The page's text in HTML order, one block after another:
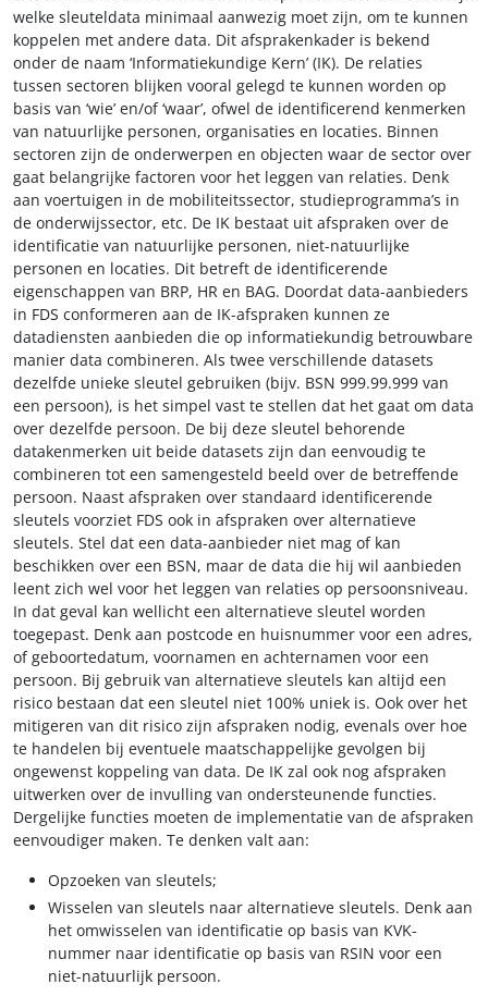
welke sleuteldata minimaal aanwezig moet zijn, om te kunnen
koppelen met andere data. Dit afsprakenkader is bekend
onder de naam ‘Informatiekundige Kern’ (IK). De relaties
tussen sectoren blijken vooral gelegd te kunnen worden op
basis van ‘wie’ en/of ‘waar’, ofwel de identificerend kenmerken
van natuurlijke personen, organisaties en locaties. Binnen
sectoren zijn de onderwerpen en objecten waar de sector over
gaat belangrijke factoren voor het leggen van relaties. Denk
aan voertuigen in de mobiliteitssector, studieprogramma’s in
de onderwijssector, etc. De IK bestaat uit afspraken over de
identificatie van natuurlijke personen, niet-natuurlijke
personen en locaties. Dit betreft de identificerende
eigenschappen van BRP, HR en BAG. Doordat data-aanbieders
in FDS conformeren aan de IK-afspraken kunnen ze
datadiensten aanbieden die op informatiekundig betrouwbare
manier data combineren. Als twee verschillende datasets
dezelfde unieke sleutel gebruiken (bijv. BSN 999.99.999 van
een persoon), is het simpel vast te stellen dat het gaat om data
over dezelfde persoon. De bij deze sleutel behorende
datakenmerken uit beide datasets zijn dan eenvoudig te
combineren tot een samengesteld beeld over de betreffende
persoon. Naast afspraken over standaard identificerende
sleutels voorziet FDS ook in afspraken over alternatieve
sleutels. Stel dat een data-aanbieder niet mag of kan
beschikken over een BSN, maar de data die hij wil aanbieden
leent zich wel voor het leggen van relaties op persoonsniveau.
In dat geval kan wellicht een alternatieve sleutel worden
toegepast. Denk aan postcode en huisnummer voor een adres,
of geboortedatum, voornamen en achternamen voor een
persoon. Bij gebruik van alternatieve sleutels kan altijd een
risico bestaan dat een sleutel niet 100% uniek is. Ook over het
mitigeren van dit risico zijn afspraken nodig, evenals over hoe
te handelen bij eventuele maatschappelijke gevolgen bij
ongewenst koppeling van data. De IK zal ook nog afspraken
uitwerken over de invulling van ondersteunende functies.
Dergelijke functies moeten de implementatie van de afspraken
eenvoudiger maken. Te denken valt aan:
Opzoeken van sleutels;
Wisselen van sleutels naar alternatieve sleutels. Denk aan
het omwisselen van identificatie op basis van KVK-
nummer naar identificatie op basis van RSIN voor een
niet-natuurlijk persoon.